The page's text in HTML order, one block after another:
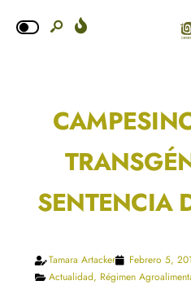
SENTENCIA
Tamara Artacker
Febrero 5,
Actualidad, Régimen